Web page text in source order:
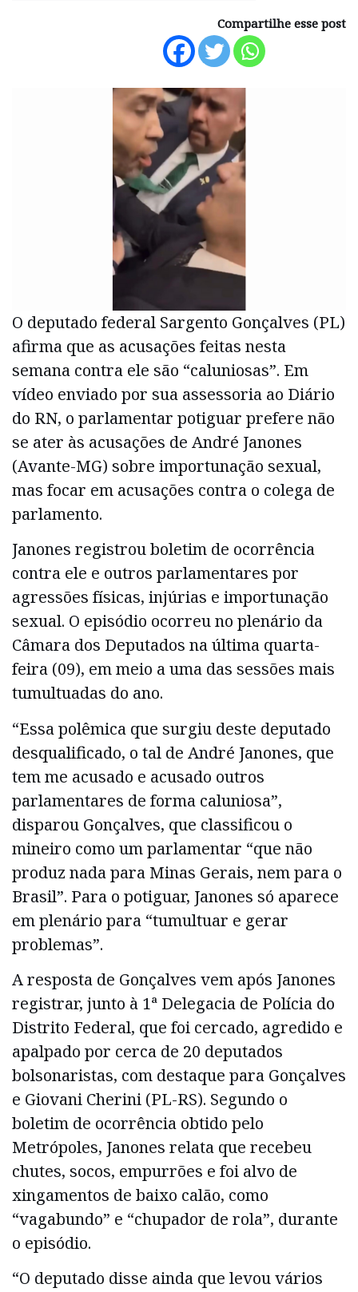
Compartilhe esse post
O deputado federal Sargento Gonçalves (PL)
afirma que as acusações feitas nesta
semana contra ele são “caluniosas”. Em
vídeo enviado por sua assessoria ao Diário
do RN, o parlamentar potiguar prefere não
se ater às acusações de André Janones
(Avante-MG) sobre importunação sexual,
mas focar em acusações contra o colega de
parlamento.
Janones registrou boletim de ocorrência
contra ele e outros parlamentares por
agressões físicas, injúrias e importunação
sexual. O episódio ocorreu no plenário da
Câmara dos Deputados na última quarta-
feira (09), em meio a uma das sessões mais
tumultuadas do ano.
“Essa polêmica que surgiu deste deputado
desqualificado, o tal de André Janones, que
tem me acusado e acusado outros
parlamentares de forma caluniosa”,
disparou Gonçalves, que classificou o
mineiro como um parlamentar “que não
produz nada para Minas Gerais, nem para o
Brasil”. Para o potiguar, Janones só aparece
em plenário para “tumultuar e gerar
problemas”.
A resposta de Gonçalves vem após Janones
registrar, junto à 1ª Delegacia de Polícia do
Distrito Federal, que foi cercado, agredido e
apalpado por cerca de 20 deputados
bolsonaristas, com destaque para Gonçalves
e Giovani Cherini (PL-RS). Segundo o
boletim de ocorrência obtido pelo
Metrópoles, Janones relata que recebeu
chutes, socos, empurrões e foi alvo de
xingamentos de baixo calão, como
“vagabundo” e “chupador de rola”, durante
o episódio.
“O deputado disse ainda que levou vários